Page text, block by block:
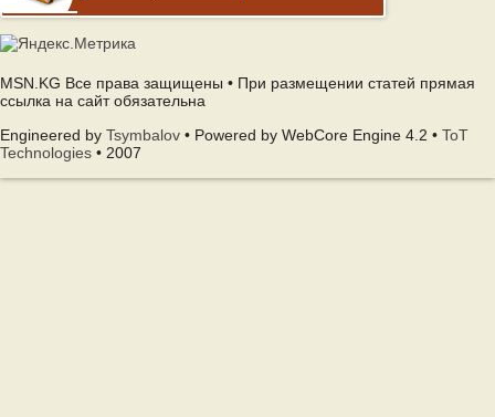
MSN.KG Все права защищены • При размещении статей прямая
ссылка на сайт обязательна
Engineered by Tsymbalov • Powered by WebCore Engine 4.2 • ToT
Technologies • 2007